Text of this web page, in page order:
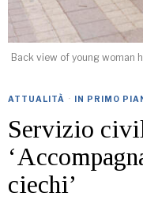
Back view of young woman
ATTUALITÀ · IN PRIMO
Servizio
ciechi’